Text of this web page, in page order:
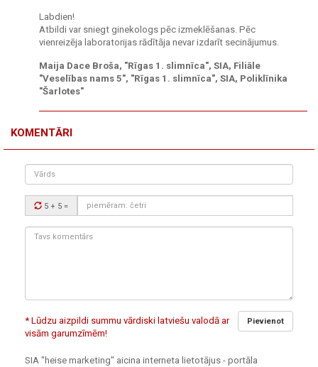
Labdien!
Atbildi var sniegt ginekologs pēc izmeklēšanas. Pēc
vienreizēja laboratorijas rādītāja nevar izdarīt secinājumus.
Maija Dace Broša, "Rīgas 1. slimnīca", SIA, Filiāle
"Veselības nams 5", "Rīgas 1. slimnīca", SIA, Poliklīnika
"Šarlotes"
KOMENTĀRI
Vārds
Drošības
kods:
5 + 5 =
Tavs
Pievienot
* Lūdzu aizpildi summu vārdiski latviešu valodā ar
visām garumzīmēm!
SIA "heise marketing" aicina interneta lietotājus - portāla